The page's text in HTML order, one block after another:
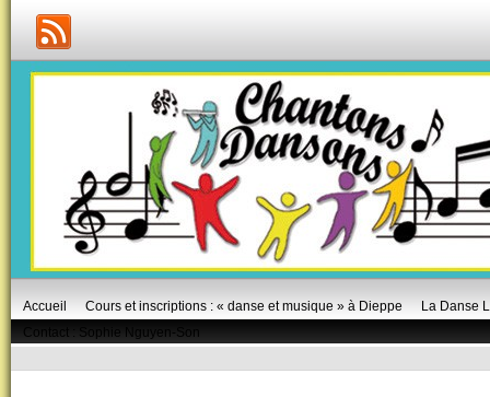
Accueil Cours et inscriptions : « danse et musique » à Dieppe
La Danse
Contact : Sophie Nguyen-Son